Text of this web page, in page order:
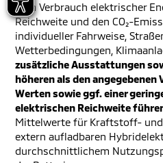
zum Verbrauch elektrischer
Reichweite und den CO₂-
individueller Fahrweise,
Wetterbedingungen,
zusätzliche Ausstattungen
höheren als den angegebenen
Werten sowie ggf. einer
elektrischen Reichweite
Mittelwerte für Kraftstoff-
extern aufladbaren
durchschnittlichem